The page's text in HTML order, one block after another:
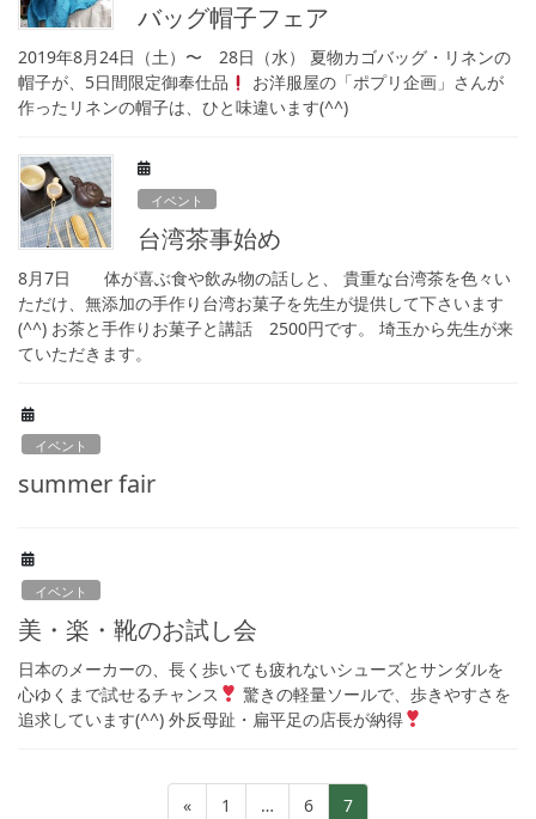
バッグ帽子フェア
2019年8月24日（土）〜 28日（水） 夏物カゴバッグ・リネンの
帽子が、5日間限定御奉仕品
お洋服屋の「ポプリ企画」さんが
作ったリネンの帽子は、ひと味違います(^^)
イベント
台湾茶事始め
8月7日 体が喜ぶ食や飲み物の話しと、 貴重な台湾茶を色々い
ただけ、無添加の手作り台湾お菓子を先生が提供して下さいます
(^^) お茶と手作りお菓子と講話 2500円です。 埼玉から先生が来
ていただきます。
イベント
summer fair
イベント
美・楽・靴のお試し会
日本のメーカーの、長く歩いても疲れないシューズとサンダルを
心ゆくまで試せるチャンス
驚きの軽量ソールで、歩きやすさを
追求しています(^^) 外反母趾・扁平足の店長が納得
« 固1 … 固
6 固
7